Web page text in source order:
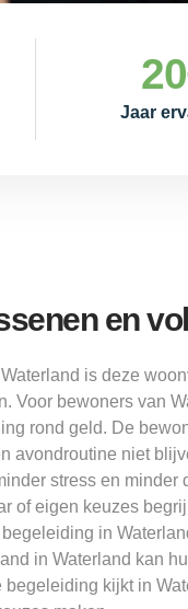
Jaar
20
en
is deze
Voor bewoners van
rond geld. De
avondroutine niet
stress en minder
of eigen keuzes
in
in Waterland kan
kijkt in